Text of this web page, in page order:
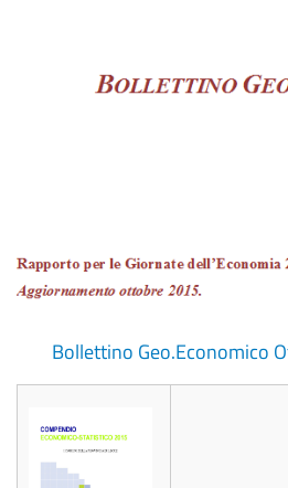
Bollettino Geo.Economico